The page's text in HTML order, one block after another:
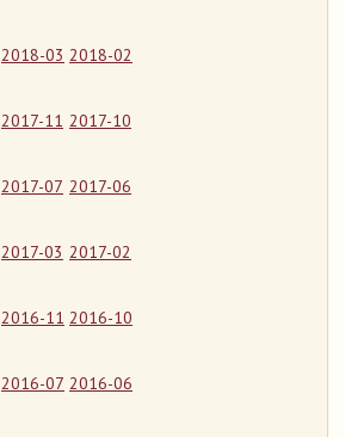
2018-03 2018-02
2017-11 2017-10
2017-07 2017-06
2017-03 2017-02
2016-11 2016-10
2016-07 2016-06